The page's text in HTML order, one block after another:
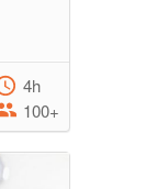
4h
100+